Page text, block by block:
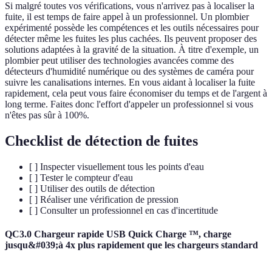
Si malgré toutes vos vérifications, vous n'arrivez pas à localiser la
fuite, il est temps de faire appel à un professionnel. Un plombier
expérimenté possède les compétences et les outils nécessaires pour
détecter même les fuites les plus cachées. Ils peuvent proposer des
solutions adaptées à la gravité de la situation. À titre d'exemple, un
plombier peut utiliser des technologies avancées comme des
détecteurs d'humidité numérique ou des systèmes de caméra pour
suivre les canalisations internes. En vous aidant à localiser la fuite
rapidement, cela peut vous faire économiser du temps et de l'argent à
long terme. Faites donc l'effort d'appeler un professionnel si vous
n'êtes pas sûr à 100%.
Checklist de détection de fuites
[ ] Inspecter visuellement tous les points d'eau
[ ] Tester le compteur d'eau
[ ] Utiliser des outils de détection
[ ] Réaliser une vérification de pression
[ ] Consulter un professionnel en cas d'incertitude
QC3.0 Chargeur rapide USB Quick Charge ™, charge
jusqu&#039;à 4x plus rapidement que les chargeurs standard